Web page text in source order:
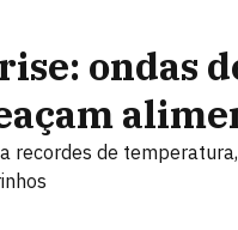
ondas
recordes de